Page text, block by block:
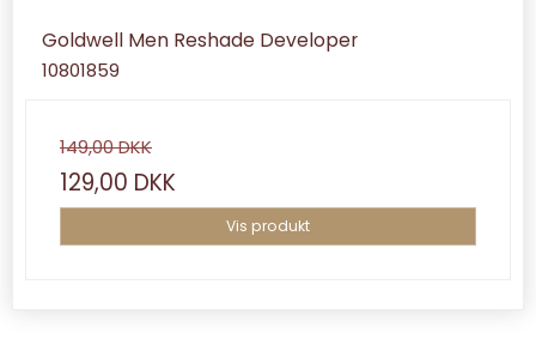
Goldwell Men Reshade Developer
10801859
149,00 DKK
129,00 DKK
Vis produkt